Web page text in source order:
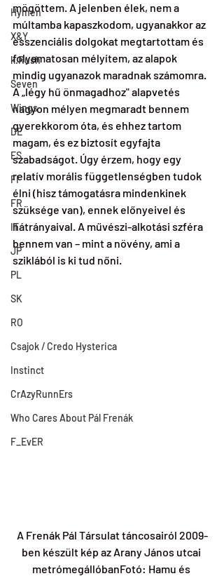
Hymen
X&Y
k.Rush
Seven
Wings
DE
ES
FI
FR
IT
JP
PL
SK
RO
Csajok / Credo Hysterica
Instinct
CrAzyRunnErs
Who Cares About Pál Frenák
F_EvER
mögöttem. A jelenben élek, nem a
múltamba kapaszkodom, ugyanakkor az
esszenciális dolgokat megtartottam és
folyamatosan mélyítem, az alapok
mindig ugyanazok maradnak számomra.
A „légy hű önmagadhoz" alapvetés
nagyon mélyen megmaradt bennem
gyerekkorom óta, és ehhez tartom
magam, és ez biztosít egyfajta
szabadságot. Úgy érzem, hogy egy
relatív morális függetlenségben tudok
élni (hisz támogatásra mindenkinek
szüksége van), ennek előnyeivel és
hátrányaival. A művészi-alkotási szféra
bennem van – mint a növény, ami a
sziklából is ki tud nőni.
A Frenák Pál Társulat táncosairól 2009-
ben készült kép az Arany János utcai
metrómegállóbanFotó: Hamu és